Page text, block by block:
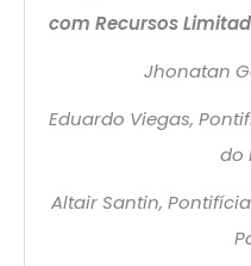
com Recursos
Jhonatan
Eduardo Viegas,
do
Altair Santin,